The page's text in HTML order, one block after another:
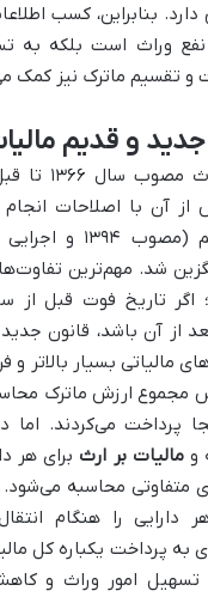
بنابراین، کسب
نفع وراث است بلکه به
و تقسیم ماترک نیز کمک
و قدیم
از آن با اصلاحات
شد. مهم‌ترین
از آن باشد، قانون
مالیاتی بسیار بالاتر و
مجموع ارزش ماترک
پرداخت می‌کردند. اما
ومالیات بر ارث برای هر
متفاوتی محاسبه
دارایی را هنگام
به پرداخت یکباره کل
تسهیل امور وراث و